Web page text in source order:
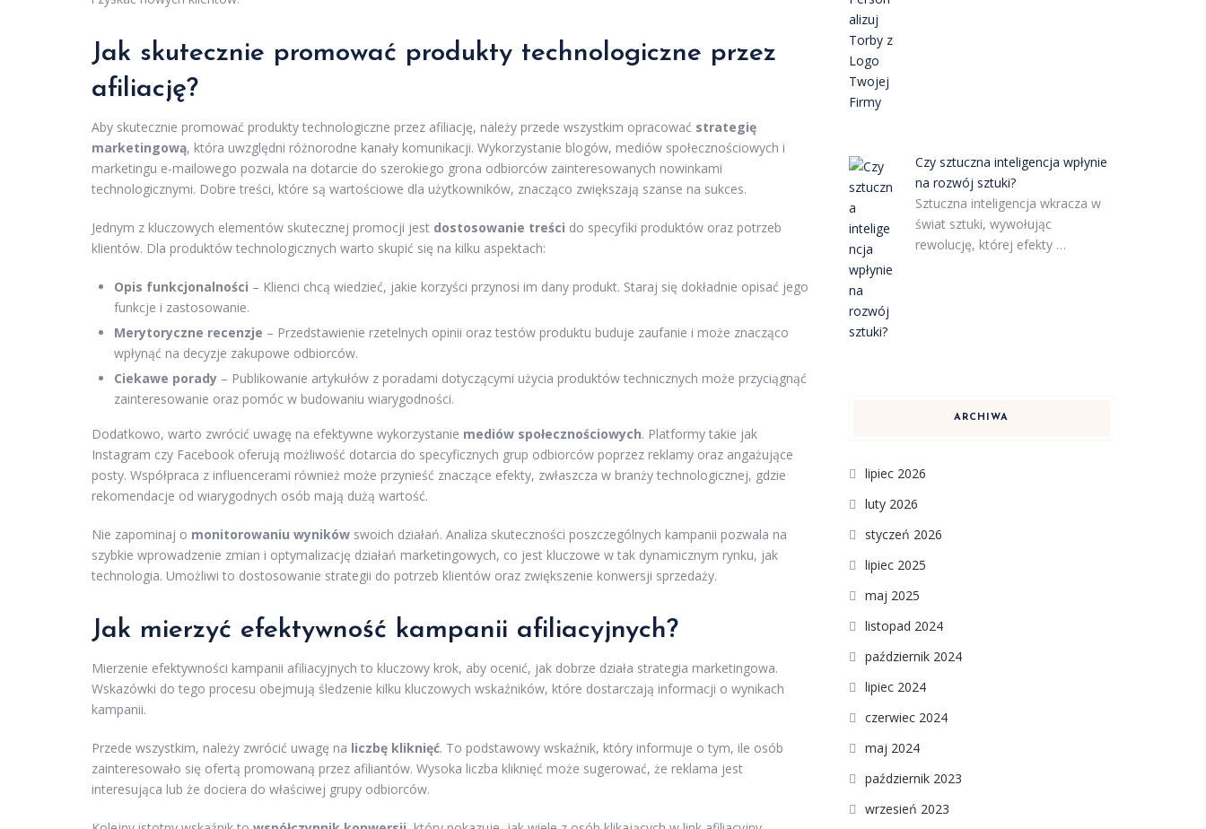
Jak skutecznie promować produkty technologiczne przez
afiliację?
Aby skutecznie promować produkty technologiczne przez afiliację, należy przede wszystkim opracować strategię
marketingową, która uwzględni różnorodne kanały komunikacji. Wykorzystanie blogów, mediów społecznościowych i
marketingu e-mailowego pozwala na dotarcie do szerokiego grona odbiorców zainteresowanych nowinkami
technologicznymi. Dobre treści, które są wartościowe dla użytkowników, znacząco zwiększają szanse na sukces.
Jednym z kluczowych elementów skutecznej promocji jest dostosowanie treści do specyfiki produktów oraz potrzeb
klientów. Dla produktów technologicznych warto skupić się na kilku aspektach:
Opis funkcjonalności – Klienci chcą wiedzieć, jakie korzyści przynosi im dany produkt. Staraj się dokładnie opisać jego
funkcje i zastosowanie.
Merytoryczne recenzje – Przedstawienie rzetelnych opinii oraz testów produktu buduje zaufanie i może znacząco
wpłynąć na decyzje zakupowe odbiorców.
Ciekawe porady – Publikowanie artykułów z poradami dotyczącymi użycia produktów technicznych może przyciągnąć
zainteresowanie oraz pomóc w budowaniu wiarygodności.
Dodatkowo, warto zwrócić uwagę na efektywne wykorzystanie mediów społecznościowych. Platformy takie jak
Instagram czy Facebook oferują możliwość dotarcia do specyficznych grup odbiorców poprzez reklamy oraz angażujące
posty. Współpraca z influencerami również może przynieść znaczące efekty, zwłaszcza w branży technologicznej, gdzie
rekomendacje od wiarygodnych osób mają dużą wartość.
Nie zapominaj o monitorowaniu wyników swoich działań. Analiza skuteczności poszczególnych kampanii pozwala na
szybkie wprowadzenie zmian i optymalizację działań marketingowych, co jest kluczowe w tak dynamicznym rynku, jak
technologia. Umożliwi to dostosowanie strategii do potrzeb klientów oraz zwiększenie konwersji sprzedaży.
Jak mierzyć efektywność kampanii afiliacyjnych?
Mierzenie efektywności kampanii afiliacyjnych to kluczowy krok, aby ocenić, jak dobrze działa strategia marketingowa.
Wskazówki do tego procesu obejmują śledzenie kilku kluczowych wskaźników, które dostarczają informacji o wynikach
kampanii.
Przede wszystkim, należy zwrócić uwagę na liczbę kliknięć. To podstawowy wskaźnik, który informuje o tym, ile osób
zainteresowało się ofertą promowaną przez afiliantów. Wysoka liczba kliknięć może sugerować, że reklama jest
interesująca lub że dociera do właściwej grupy odbiorców.
Czy sztuczna inteligencja wpłynie
na rozwój sztuki?
Sztuczna inteligencja wkracza w
świat sztuki, wywołując
rewolucję, której efekty …
ARCHIWA
lipiec 2026
luty 2026
styczeń 2026
lipiec 2025
maj 2025
listopad 2024
październik 2024
lipiec 2024
czerwiec 2024
maj 2024
październik 2023
wrzesień 2023